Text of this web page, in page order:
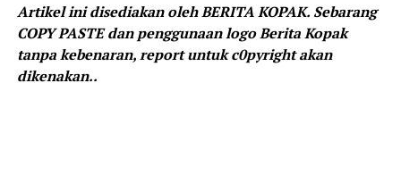
Artikel ini disediakan oleh BERITA KOPAK. Sebarang
COPY PASTE dan penggunaan logo Berita Kopak
tanpa kebenaran, report untuk c0pyright akan
dikenakan..